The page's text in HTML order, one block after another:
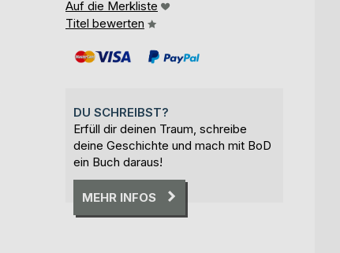
Auf die Merkliste
Titel bewerten
DU SCHREIBST?
Erfüll dir deinen Traum, schreibe
deine Geschichte und mach mit BoD
ein Buch daraus!
MEHR INFOS